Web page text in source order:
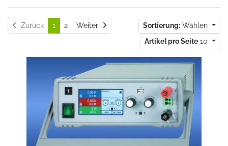
Zurück 1 2 Weiter Sortierung: Wählen
Artikel pro Seite 10